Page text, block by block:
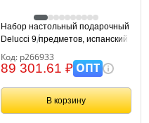
Набор настольный подарочный
Delucci 9 предметов, испанский
мрамор с серебр. отделкой,
часы в комплекте
Код: р266933
89 301.61 ₽ОПТ
В корзину